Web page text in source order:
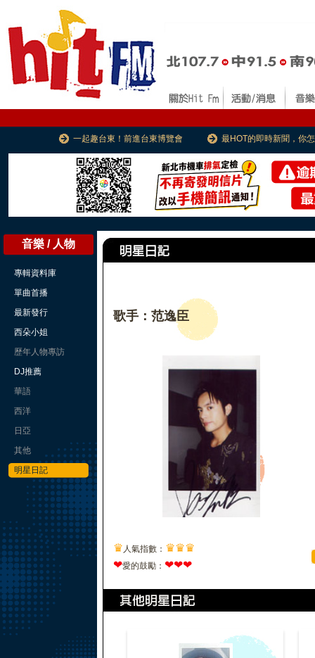
一起趣台東！前進台東博覽會 最HOT的即時新聞，你
音樂 / 人物
專輯資料庫
單曲首播
最新發行
西朵小姐
歷年人物專訪
DJ推薦
華語
西洋
日亞
其他
明星日記
歌手：范逸臣
♛ 人氣指數： ♛♛♛
❤愛的鼓勵： ❤❤❤